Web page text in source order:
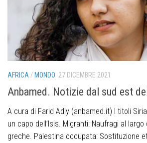
AFRICA/ MONDO 27 DICEMBRE 2021
Anbamed. Notizie dal sud est
A cura di Farid Adly (anbamed.it) I titoli
un capo dell’Isis. Migranti: Naufragi al
greche. Palestina occupata: Sostituzione